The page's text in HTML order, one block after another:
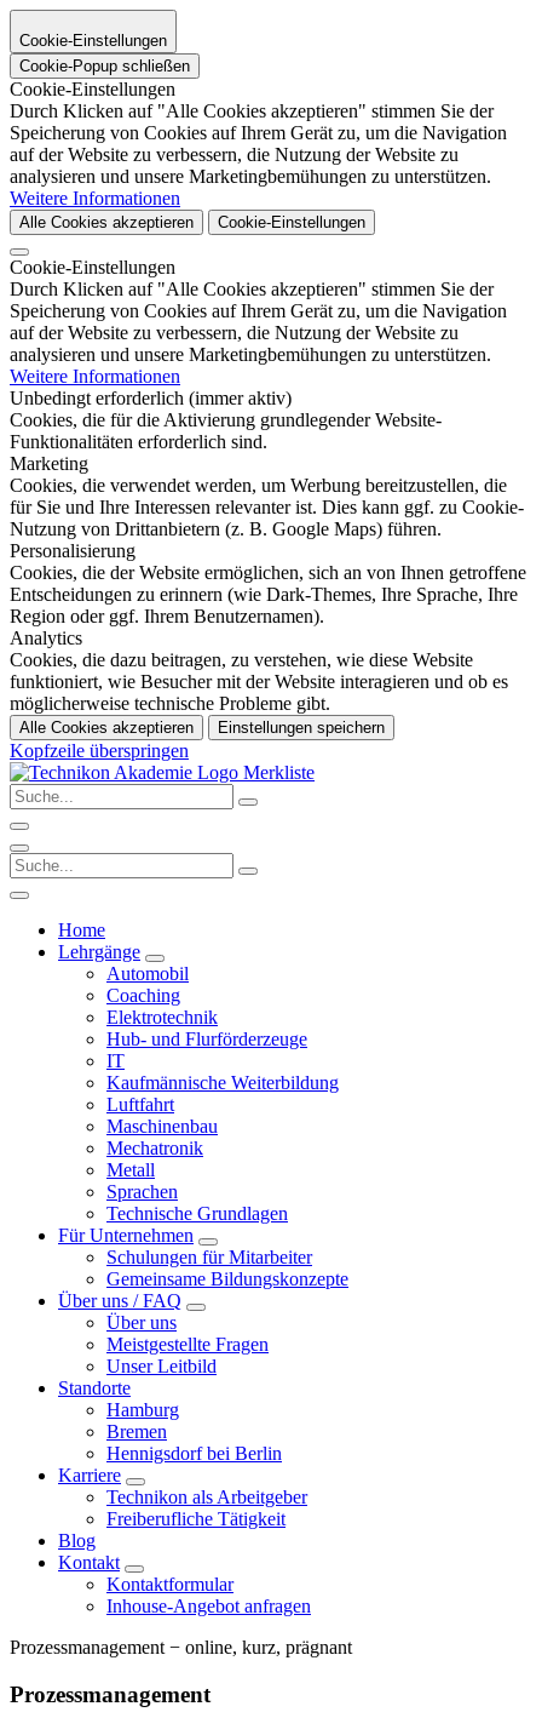
Cookie-Einstellungen
Cookie-Popup schließen
Cookie-Einstellungen
Durch Klicken auf "Alle Cookies akzeptieren" stimmen Sie der
Speicherung von Cookies auf Ihrem Gerät zu, um die Navigation
auf der Website zu verbessern, die Nutzung der Website zu
analysieren und unsere Marketingbemühungen zu unterstützen.
Weitere Informationen
Alle Cookies akzeptieren Cookie-Einstellungen
Cookie-Einstellungen
Durch Klicken auf "Alle Cookies akzeptieren" stimmen Sie der
Speicherung von Cookies auf Ihrem Gerät zu, um die Navigation
auf der Website zu verbessern, die Nutzung der Website zu
analysieren und unsere Marketingbemühungen zu unterstützen.
Weitere Informationen
Unbedingt erforderlich (immer aktiv)
Cookies, die für die Aktivierung grundlegender Website-
Funktionalitäten erforderlich sind.
Marketing
Cookies, die verwendet werden, um Werbung bereitzustellen, die
für Sie und Ihre Interessen relevanter ist. Dies kann ggf. zu Cookie-
Nutzung von Drittanbietern (z. B. Google Maps) führen.
Personalisierung
Cookies, die der Website ermöglichen, sich an von Ihnen getroffene
Entscheidungen zu erinnern (wie Dark-Themes, Ihre Sprache, Ihre
Region oder ggf. Ihrem Benutzernamen).
Analytics
Cookies, die dazu beitragen, zu verstehen, wie diese Website
funktioniert, wie Besucher mit der Website interagieren und ob es
möglicherweise technische Probleme gibt.
Alle Cookies akzeptieren Einstellungen speichern
Kopfzeile überspringen
Merkliste
Home
Lehrgänge
Automobil
Coaching
Elektrotechnik
Hub- und Flurförderzeuge
IT
Kaufmännische Weiterbildung
Luftfahrt
Maschinenbau
Mechatronik
Metall
Sprachen
Technische Grundlagen
Für Unternehmen
Schulungen für Mitarbeiter
Gemeinsame Bildungskonzepte
Über uns / FAQ
Über uns
Meistgestellte Fragen
Unser Leitbild
Standorte
Hamburg
Bremen
Hennigsdorf bei Berlin
Karriere
Technikon als Arbeitgeber
Freiberufliche Tätigkeit
Blog
Kontakt
Kontaktformular
Inhouse-Angebot anfragen
Prozessmanagement − online, kurz, prägnant
Prozessmanagement